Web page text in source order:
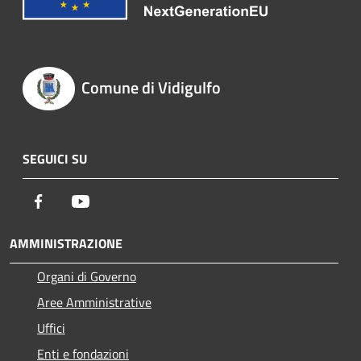
Comune di Vidigulfo
SEGUICI SU
Facebook
AMMINISTRAZIONE
Organi di Governo
Aree Amministrative
Uffici
Enti e fondazioni